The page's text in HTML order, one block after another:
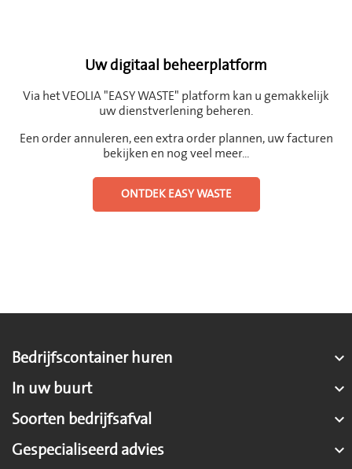
Uw digitaal beheerplatform
Via het VEOLIA "EASY WASTE" platform kan u gemakkelijk
uw dienstverlening beheren.
Een order annuleren, een extra order plannen, uw facturen
bekijken en nog veel meer...
ONTDEK EASY WASTE
Bedrijfscontainer huren 
In uw buurt 
Soorten bedrijfsafval 
Gespecialiseerd advies 